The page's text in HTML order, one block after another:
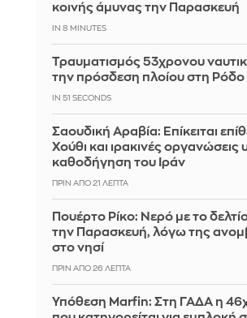
κοινής άμυνας την Παρασκευή
IN 8 MINUTES
Τραυματισμός 53χρονου
την πρόσδεση πλοίου στη Ρόδο
IN 50 SECONDS
Σαουδική Αραβία: Επίκειται
Χούθι και ιρακινές οργανώσεις
καθοδήγηση του Ιράν
ΠΡΙΝ ΑΠΌ 21 ΛΕΠΤΆ
Πουέρτο Ρίκο: Νερό με το
την Παρασκευή, λόγω της
στο νησί
ΠΡΙΝ ΑΠΌ 26 ΛΕΠΤΆ
Υπόθεση Marfin: Στη ΓΑΔΑ η